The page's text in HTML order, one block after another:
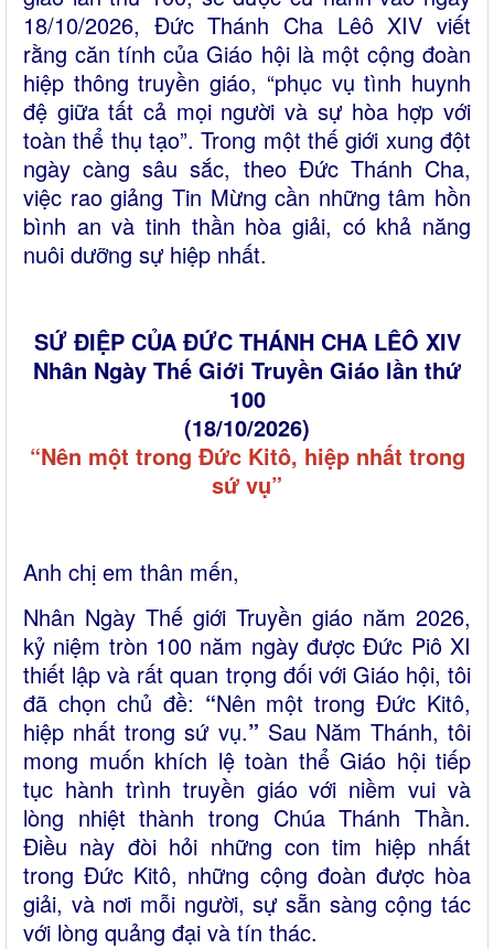
18/10/2026, Đức Thánh Cha Lêô XIV viết
rằng căn tính của Giáo hội là một cộng đoàn
hiệp thông truyền giáo, “phục vụ tình huynh
đệ giữa tất cả mọi người và sự hòa hợp với
toàn thể thụ tạo”. Trong một thế giới xung đột
ngày càng sâu sắc, theo Đức Thánh Cha,
việc rao giảng Tin Mừng cần những tâm hồn
bình an và tinh thần hòa giải, có khả năng
nuôi dưỡng sự hiệp nhất.
SỨ ĐIỆP CỦA ĐỨC THÁNH CHA LÊÔ XIV
Nhân Ngày Thế Giới Truyền Giáo lần thứ
100
(18/10/2026)
“Nên một trong Đức Kitô, hiệp nhất trong
sứ vụ”
Anh chị em thân mến,
Nhân Ngày Thế giới Truyền giáo năm 2026,
kỷ niệm tròn 100 năm ngày được Đức Piô XI
thiết lập và rất quan trọng đối với Giáo hội, tôi
đã chọn chủ đề: “Nên một trong Đức Kitô,
hiệp nhất trong sứ vụ.” Sau Năm Thánh, tôi
mong muốn khích lệ toàn thể Giáo hội tiếp
tục hành trình truyền giáo với niềm vui và
lòng nhiệt thành trong Chúa Thánh Thần.
Điều này đòi hỏi những con tim hiệp nhất
trong Đức Kitô, những cộng đoàn được hòa
giải, và nơi mỗi người, sự sẵn sàng cộng tác
với lòng quảng đại và tín thác.